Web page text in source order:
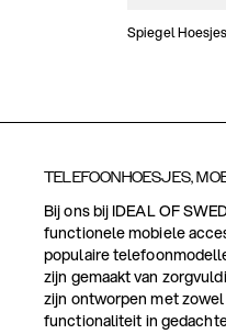
Spiegel Hoesjes
TELEFOONHOESJES,
Bij ons bij IDEAL OF
functionele mobiele
populaire
zijn gemaakt van
zijn ontworpen met
functionaliteit in